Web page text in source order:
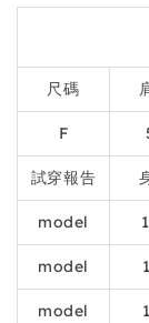
尺碼
F
試穿報告
model
model
model